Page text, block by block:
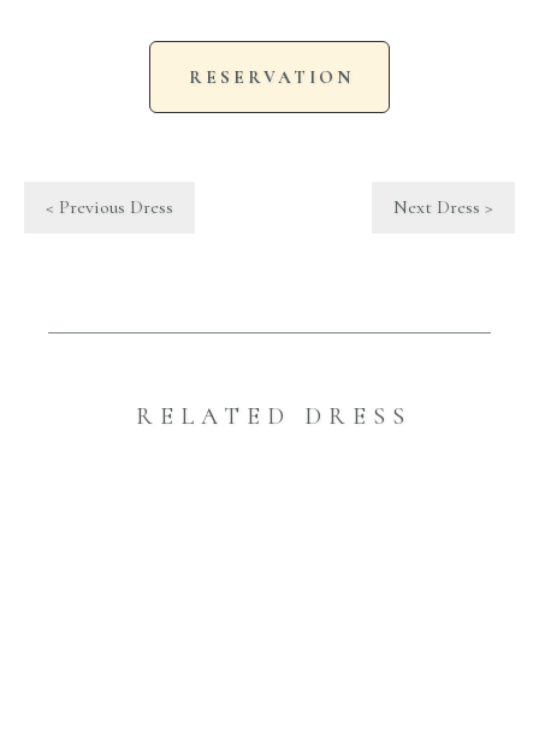
RESERVATION
< Previous Dress Next Dress >
RELATED DRESS